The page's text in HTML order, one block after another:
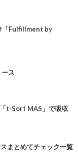
「Fulfillment by
ス
t-Sort MAS」で吸収
まとめてチェック一覧